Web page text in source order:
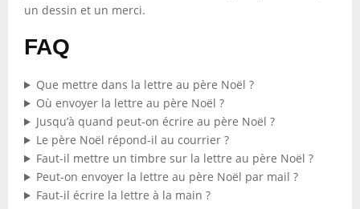
un dessin et un merci.
FAQ
Que mettre dans la lettre au père Noël ?
Où envoyer la lettre au père Noël ?
Jusqu’à quand peut-on écrire au père Noël ?
Le père Noël répond-il au courrier ?
Faut-il mettre un timbre sur la lettre au père Noël ?
Peut-on envoyer la lettre au père Noël par mail ?
Faut-il écrire la lettre à la main ?